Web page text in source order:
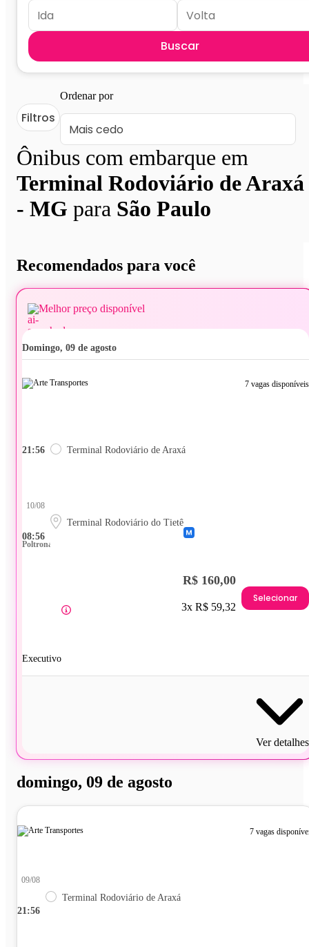
Buscar
Ônibus com embarque em
Terminal Rodoviário de Araxá
- MG para São Paulo
Filtros
Ordenar por
Recomendados para você
Melhor preço disponível
domingo, 09 de agosto
7 vagas disponíveis
21:56 Terminal Rodoviário de Araxá
08:56
10/08
Terminal Rodoviário do Tietê
Poltrona
Executivo
R$ 160,00
3x R$ 59,32
Selecionar
Ver detalhes
domingo, 09 de agosto
7 vagas
21:56
09/08
Terminal Rodoviário de Araxá